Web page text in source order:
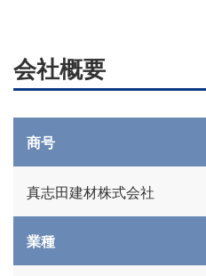
会社概要
商号
真志田建材株式会社
業種